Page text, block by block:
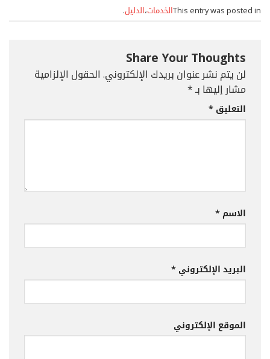
This entry was posted inالخدمات،الدليل
Share Your Thoughts
لن يتم نشر عنوان بريدك الإلكتروني. الحقول الإلزامية
مشار إليها بـ*
التعليق*
الاسم*
البريد الإلكتروني*
الموقع الإلكتروني